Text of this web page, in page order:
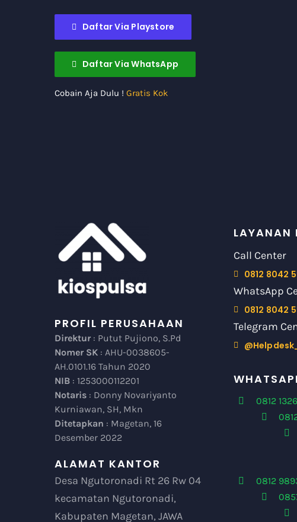
Daftar Via Playstore
Daftar Via WhatsApp
Cobain Aja Dulu ! Gratis Kok
PROFIL PERUSAHAAN
Direktur : Putut Pujiono, S.Pd
Nomer SK : AHU-0038605-
AH.0101.16 Tahun 2020
NIB: 1253000112201
Notaris: Donny Novariyanto
Kurniawan, SH, Mkn
Ditetapkan : Magetan, 16
Desember 2022
ALAMAT KANTOR
Desa Ngutoronadi Rt 26 Rw 04
kecamatan Ngutoronadi,
Kabupaten Magetan, JAWA
LAYANAN
Call Center
0812 8042
WhatsApp
0812 8042
Telegram
0812
0812